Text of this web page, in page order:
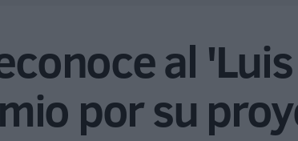
al
por su